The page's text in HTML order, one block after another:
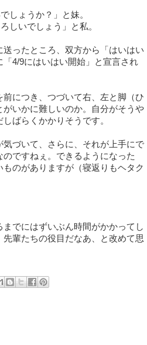
しょうか？」と妹。
しいでしょう」と私。
ったところ、双方から「はいはい
4/9にはいはい開始」と宣言され
につき、つづいて右、左と脚（ひ
いかに難しいのか。自分がそうや
ばらくかかりそうです。
づいて、さらに、それが上手にで
ですねぇ。できるようになった
のがありますが（寝返りもヘタク
でにはずいぶん時間がかかってし
輩たちの役目だなあ、と改めて思